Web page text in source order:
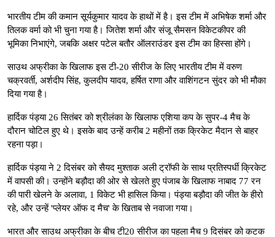
भारतीय टीम की कमान सूर्यकुमार यादव के हाथों में है। इस टीम में अभिषेक शर्मा और
तिलक वर्मा को भी चुना गया है। जितेश शर्मा और संजू सैमसन विकेटकीपर की
भूमिका निभाएंगे, जबकि अक्षर पटेल बतौर ऑलराउंडर इस टीम का हिस्सा होंगे।
साउथ अफ्रीका के खिलाफ इस टी-20 सीरीज के लिए भारतीय टीम में वरुण
चक्रवर्ती, अर्शदीप सिंह, कुलदीप यादव, हर्षित राणा और वाशिंगटन सुंदर को भी मौका
दिया गया है।
हार्दिक पंड्या 26 सितंबर को श्रीलंका के खिलाफ एशिया कप के सुपर-4 मैच के
दौरान चोटिल हुए थे। इसके बाद उन्हें करीब 2 महीनों तक क्रिकेट मैदान से बाहर
रहना पड़ा।
हार्दिक पंड्या ने 2 दिसंबर को सैयद मुश्ताक अली ट्रॉफी के साथ प्रतिस्पर्धी क्रिकेट
में वापसी की। उन्होंने बड़ौदा की ओर से खेलते हुए पंजाब के खिलाफ नाबाद 77 रन
की पारी खेलने के अलावा, 1 विकेट भी हासिल किया। पंड्या बड़ौदा की जीत के हीरो
रहे, और उन्हें 'प्लेयर ऑफ द मैच' के खिताब से नवाजा गया।
भारत और साउथ अफ्रीका के बीच टी20 सीरीज का पहला मैच 9 दिसंबर को कटक